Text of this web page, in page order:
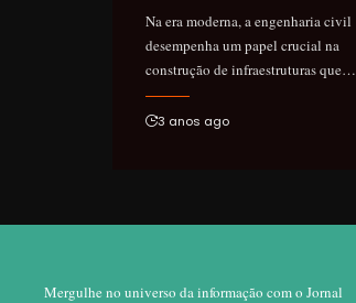
Na era moderna, a engenharia civil
desempenha um papel crucial na
construção de infraestruturas que…
3 anos ago
Mergulhe no universo da informação com o Jornal